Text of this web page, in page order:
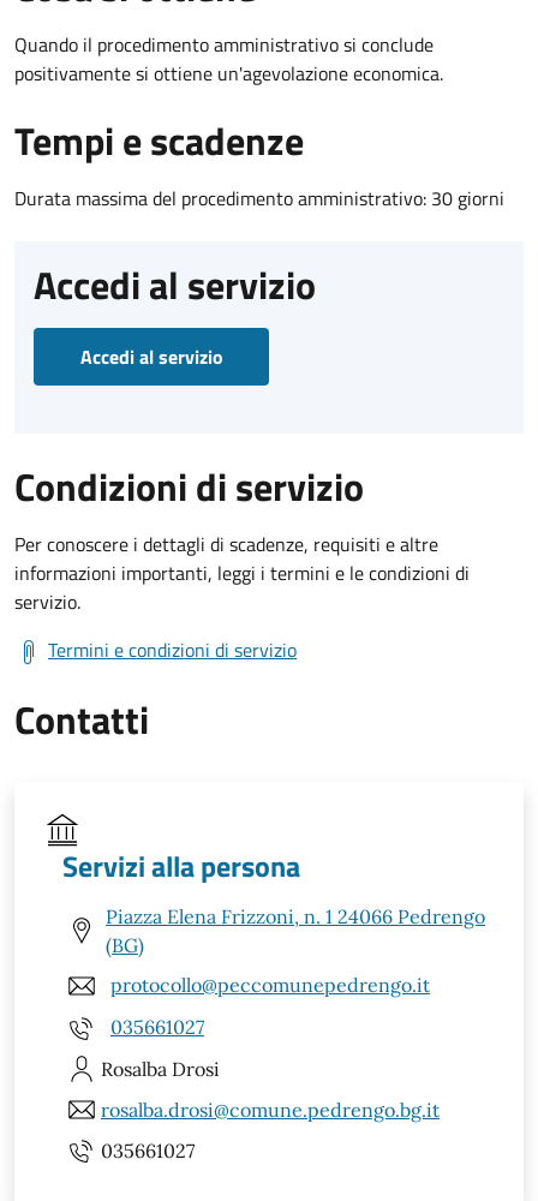
Quando il procedimento amministrativo si conclude
positivamente si ottiene un'agevolazione economica.
Tempi e scadenze
Durata massima del procedimento amministrativo: 30 giorni
Accedi al servizio
Accedi al servizio
Condizioni di servizio
Per conoscere i dettagli di scadenze, requisiti e altre
informazioni importanti, leggi i termini e le condizioni di
servizio.
Termini e condizioni di servizio
Contatti
Servizi alla persona
Piazza Elena Frizzoni, n. 1 24066 Pedrengo
(BG)
protocollo@peccomunepedrengo.it
035661027
Rosalba Drosi
rosalba.drosi@comune.pedrengo.bg.it
035661027